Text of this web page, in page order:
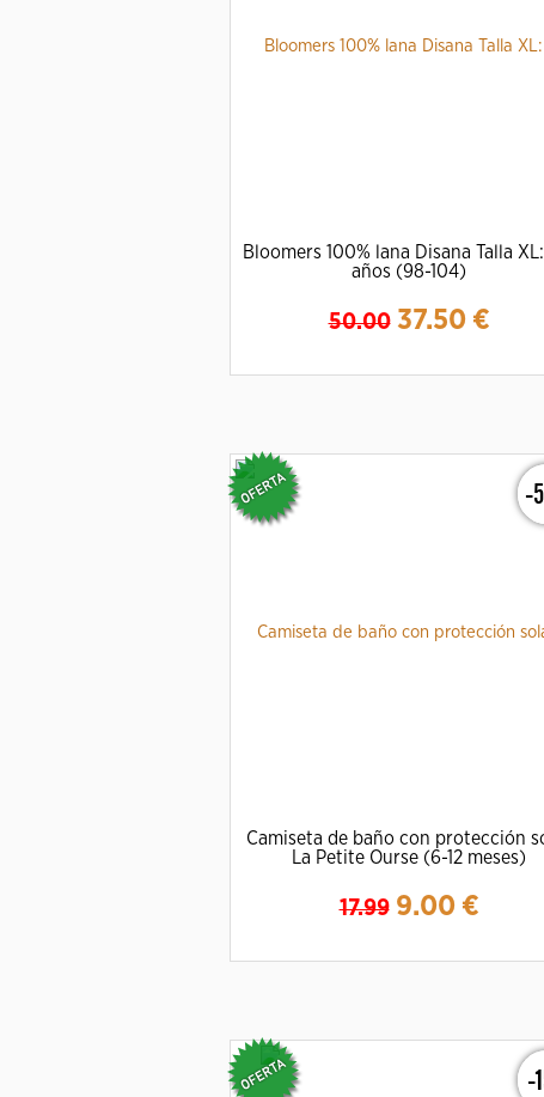
Bloomers 100% lana Disana Talla
años (98-104)
50.00 37.50€
-
Camiseta de baño con protección
La Petite Ourse (6-12 meses)
17.99 9.00€
-